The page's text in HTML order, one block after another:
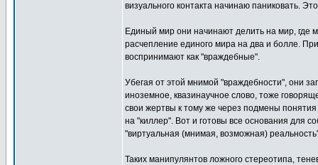
визуального контакта начинаю паниковать.
Единый мир они начинают делить на мир, где
расчепление единого мира на два и болле.
воспринимают как "враждебные".
Убегая от этой мнимой "враждебности", они
иноземное, квазинаучное слово, тоже
свои жертвы к тому же через подмены
на "киллер". Вот и готовы все основания для
"виртуальная (мнимая, возможная)
Таких манипулянтов ложного стереотипа,